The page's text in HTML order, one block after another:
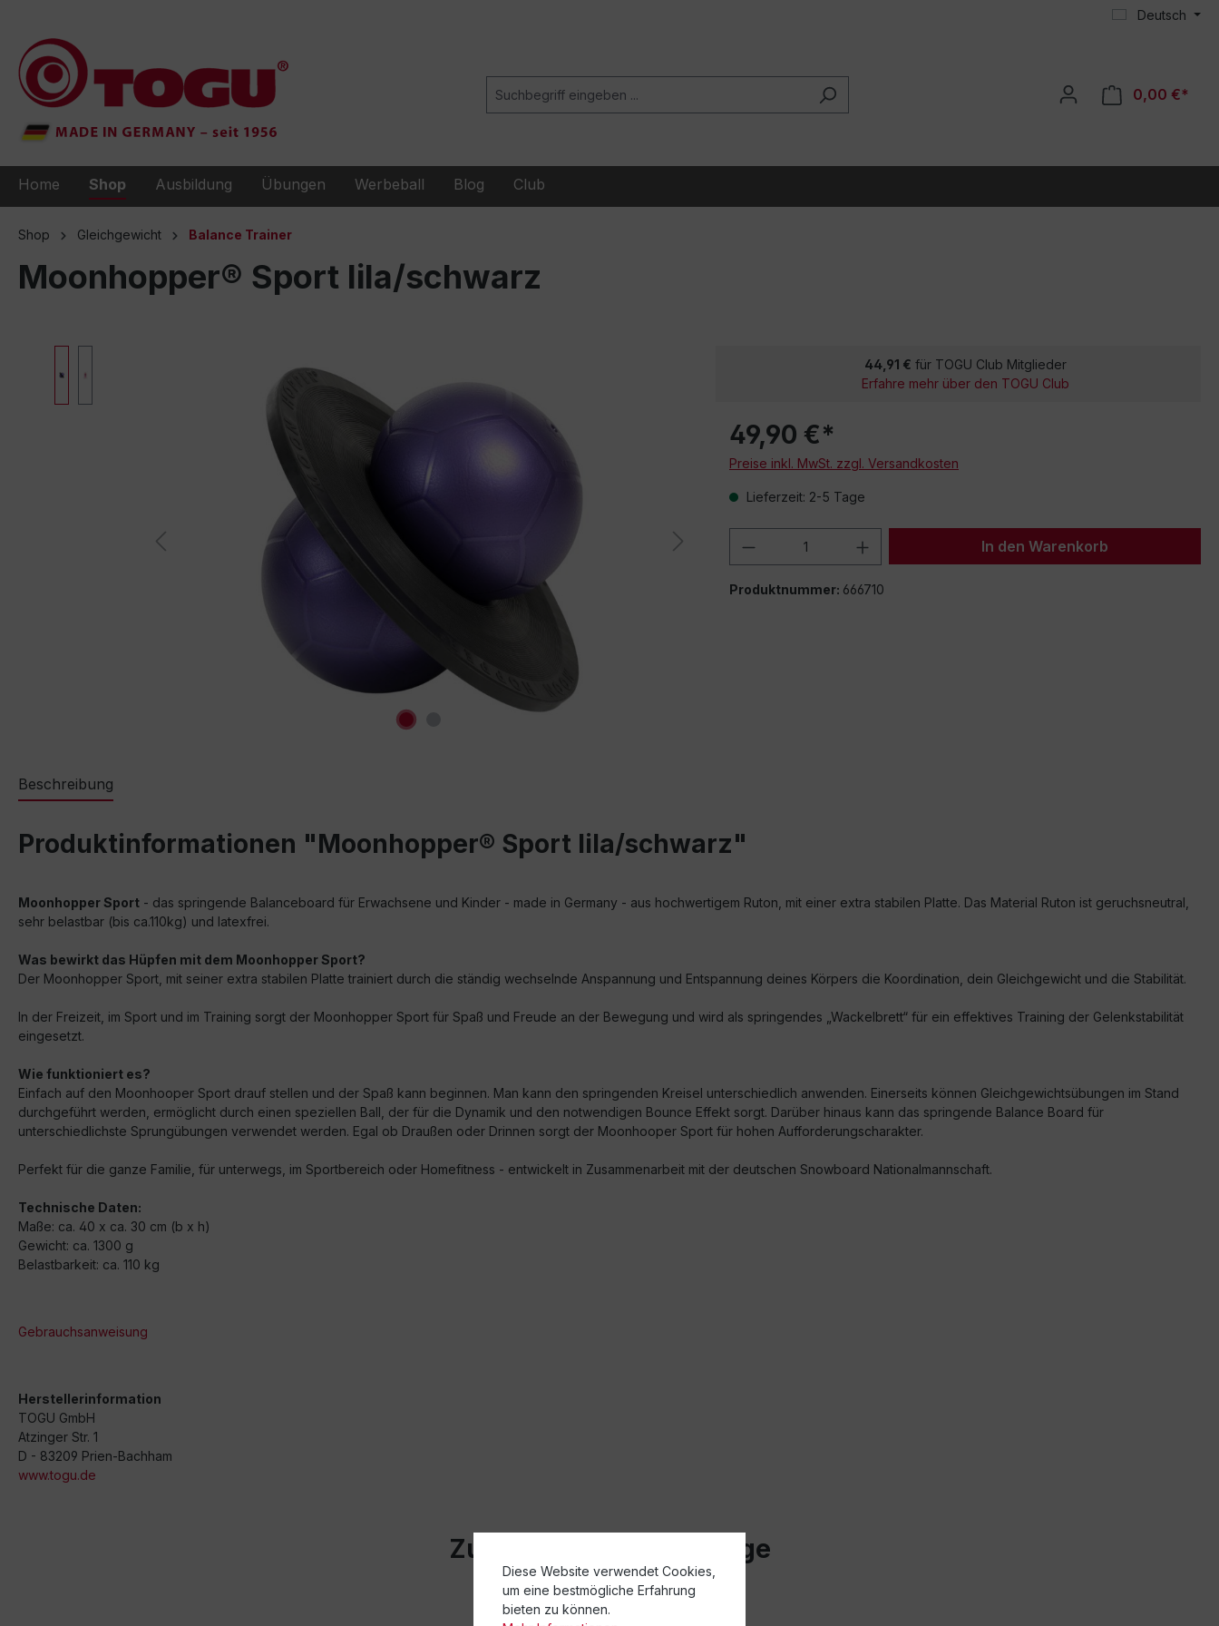
Deutsch
0,00 €*
Home Shop Ausbildung Übungen Werbeball Blog Club
Shop Gleichgewicht Balance Trainer
Moonhopper® Sport lila/schwarz
44,91 € für TOGU Club Mitglieder
Erfahre mehr über den TOGU Club
49,90 €*
Preise inkl. MwSt. zzgl. Versandkosten
Lieferzeit: 2-5 Tage
Produkt Anzahl: Gib den gewünschten Wert
In den Warenkorb
Produktnummer: 666710
Beschreibung
Produktinformationen "Moonhopper® Sport lila/schwarz"
Moonhopper Sport - das springende Balanceboard für Erwachsene und Kinder - made in Germany - aus hochwertigem Ruton, mit einer extra stabilen Platte. Das Material Ruton ist geruchsneutral,
sehr belastbar (bis ca.110kg) und latexfrei.
Was bewirkt das Hüpfen mit dem Moonhopper Sport?
Der Moonhopper Sport, mit seiner extra stabilen Platte trainiert durch die ständig wechselnde Anspannung und Entspannung deines Körpers die Koordination, dein Gleichgewicht und die Stabilität.
In der Freizeit, im Sport und im Training sorgt der Moonhopper Sport für Spaß und Freude an der Bewegung und wird als springendes „Wackelbrett“ für ein effektives Training der Gelenkstabilität
eingesetzt.
Wie funktioniert es?
Einfach auf den Moonhooper Sport drauf stellen und der Spaß kann beginnen. Man kann den springenden Kreisel unterschiedlich anwenden. Einerseits können Gleichgewichtsübungen im Stand
durchgeführt werden, ermöglicht durch einen speziellen Ball, der für die Dynamik und den notwendigen Bounce Effekt sorgt. Darüber hinaus kann das springende Balance Board für
unterschiedlichste Sprungübungen verwendet werden. Egal ob Draußen oder Drinnen sorgt der Moonhooper Sport für hohen Aufforderungscharakter.
Perfekt für die ganze Familie, für unterwegs, im Sportbereich oder Homefitness - entwickelt in Zusammenarbeit mit der deutschen Snowboard Nationalmannschaft.
Technische Daten:
Maße: ca. 40 x ca. 30 cm (b x h)
Gewicht: ca. 1300 g
Belastbarkeit: ca. 110 kg
Gebrauchsanweisung
Herstellerinformation
TOGU GmbH
Atzinger Str. 1
D - 83209 Prien-Bachham
www.togu.de
Zugehörige Blog Beiträge
Diese Website verwendet Cookies,
um eine bestmögliche Erfahrung
bieten zu können.